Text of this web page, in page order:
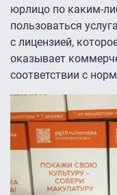
юрлицо по каким-
пользоваться
с лицензией,
оказывает
соответствии с